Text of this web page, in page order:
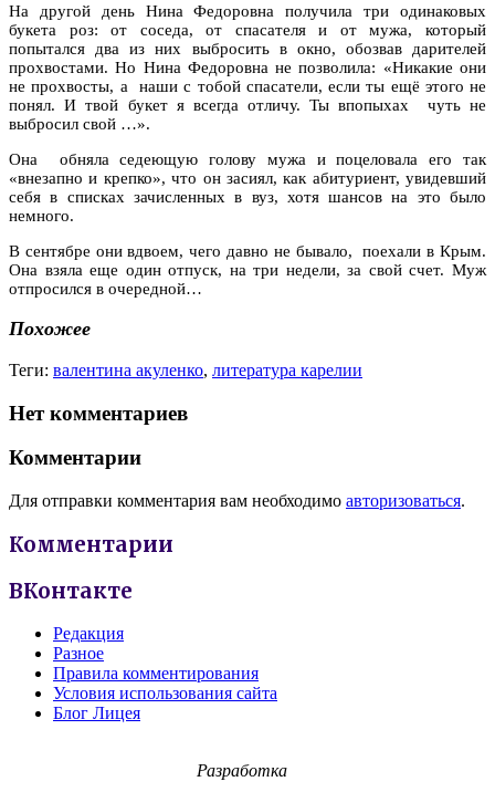
На другой день Нина Федоровна получила три одинаковых
букета роз: от соседа, от спасателя и от мужа, который
попытался два из них выбросить в окно, обозвав дарителей
прохвостами. Но Нина Федоровна не позволила: «Никакие они
не прохвосты, а наши с тобой спасатели, если ты ещё этого не
понял. И твой букет я всегда отличу. Ты впопыхах чуть не
выбросил свой …».
Она обняла седеющую голову мужа и поцеловала его так
«внезапно и крепко», что он засиял, как абитуриент, увидевший
себя в списках зачисленных в вуз, хотя шансов на это было
немного.
В сентябре они вдвоем, чего давно не бывало, поехали в Крым.
Она взяла еще один отпуск, на три недели, за свой счет. Муж
отпросился в очередной…
Похожее
Теги: валентина акуленко, литература карелии
Нет комментариев
Комментарии
Для отправки комментария вам необходимо авторизоваться.
Комментарии
ВКонтакте
Редакция
Разное
Правила комментирования
Условия использования сайта
Блог Лицея
Разработка